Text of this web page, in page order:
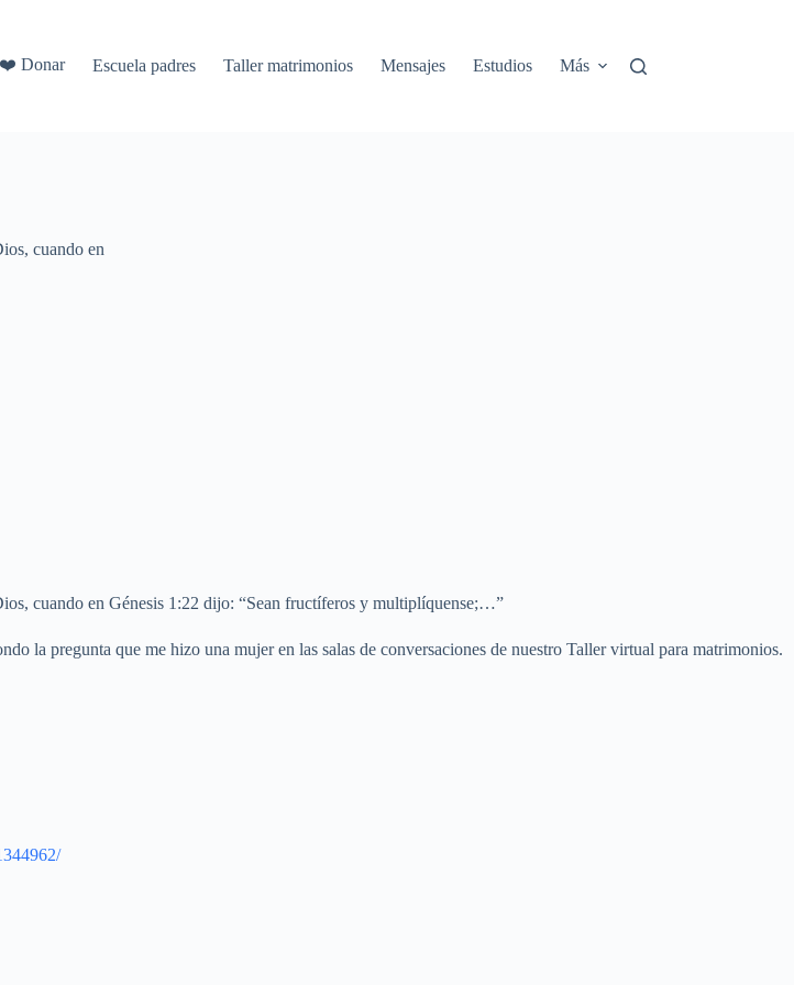
❤️ Donar Escuela padres Taller matrimonios Mensajes Estudios Más
cuando en
cuando en Génesis 1:22 dijo: “Sean fructíferos y multiplíquense;…”
la pregunta que me hizo una mujer en las salas de conversaciones de nuestro Taller virtual para matrimonios.